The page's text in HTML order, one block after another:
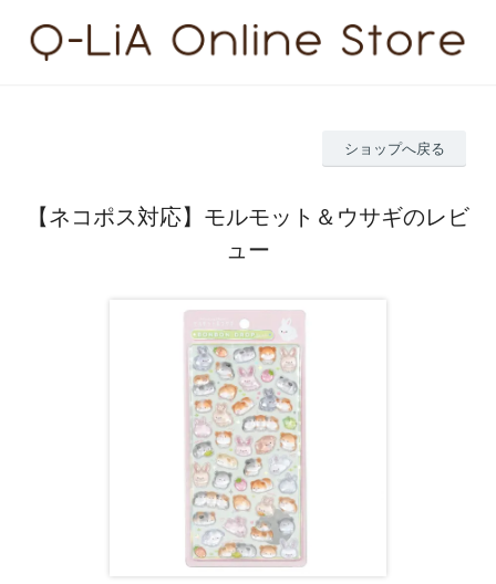
ショップへ戻る
【ネコポス対応】モルモット＆ウサギのレビ
ュー